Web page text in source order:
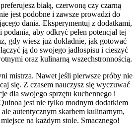
białą, czerwoną czy czarną
jest podobne i zawsze prowadzi do
dania. Eksperymentuj z dodatkami,
aby odkryć pełen potencjał tej
gdy wiesz już dokładnie, jak gotować
ją do swojego jadłospisu i cieszyć
oraz kulinarną wszechstronnością.
mistrza. Nawet jeśli pierwsze próby nie
się. Z czasem nauczysz się wyczuwać
dla swojego sprzętu kuchennego i
jest nie tylko modnym dodatkiem
autentycznym skarbem kulinarnym,
na każdym stole. Smacznego!